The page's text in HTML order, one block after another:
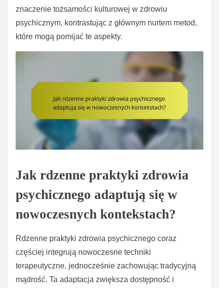
znaczenie tożsamości kulturowej w zdrowiu
psychicznym, kontrastując z głównym nurtem metod,
które mogą pomijać te aspekty.
Jak rdzenne praktyki zdrowia
psychicznego adaptują się w
nowoczesnych kontekstach?
Rdzenne praktyki zdrowia psychicznego coraz
częściej integrują nowoczesne techniki
terapeutyczne, jednocześnie zachowując tradycyjną
mądrość. Ta adaptacja zwiększa dostępność i